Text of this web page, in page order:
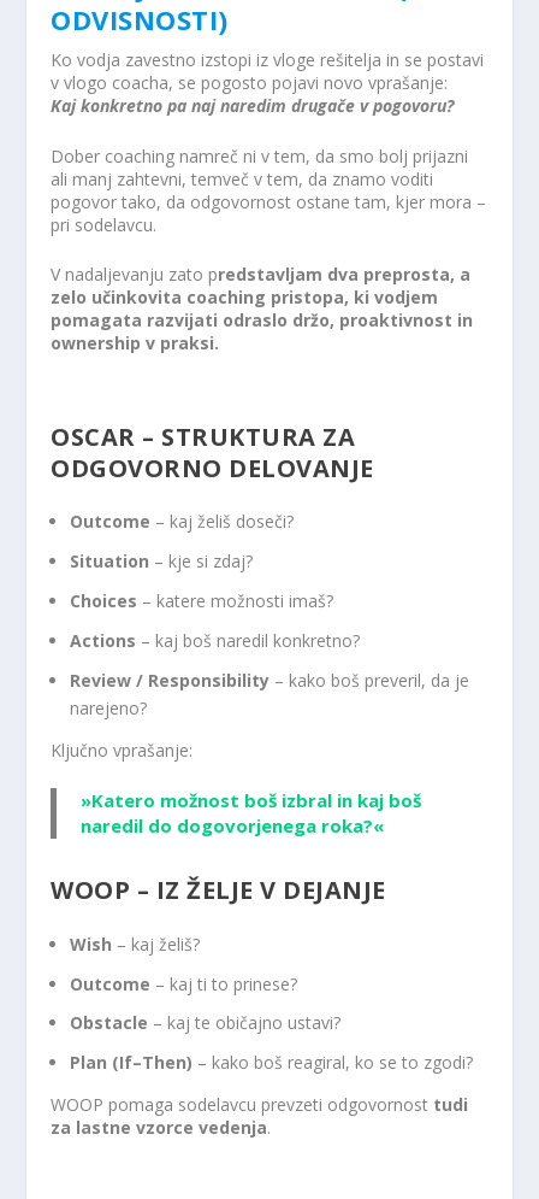
ODVISNOSTI)
Ko vodja zavestno izstopi iz vloge rešitelja in se postavi
v vlogo coacha, se pogosto pojavi novo vprašanje:
Kaj konkretno pa naj naredim drugače v pogovoru?
Dober coaching namreč ni v tem, da smo bolj prijazni
ali manj zahtevni, temveč v tem, da znamo voditi
pogovor tako, da odgovornost ostane tam, kjer mora –
pri sodelavcu.
V nadaljevanju zato predstavljam dva preprosta, a
zelo učinkovita coaching pristopa, ki vodjem
pomagata razvijati odraslo držo, proaktivnost in
ownership v praksi.
OSCAR – STRUKTURA ZA
ODGOVORNO DELOVANJE
Outcome – kaj želiš doseči?
Situation – kje si zdaj?
Choices – katere možnosti imaš?
Actions – kaj boš naredil konkretno?
Review / Responsibility – kako boš preveril, da je
narejeno?
Ključno vprašanje:
»Katero možnost boš izbral in kaj boš
naredil do dogovorjenega roka?«
WOOP – IZ ŽELJE V DEJANJE
Wish – kaj želiš?
Outcome – kaj ti to prinese?
Obstacle – kaj te običajno ustavi?
Plan (If–Then) – kako boš reagiral, ko se to zgodi?
WOOP pomaga sodelavcu prevzeti odgovornost tudi
za lastne vzorce vedenja.
Strinjam se, da mi na moj e-naslov
PRIJAVITE SE